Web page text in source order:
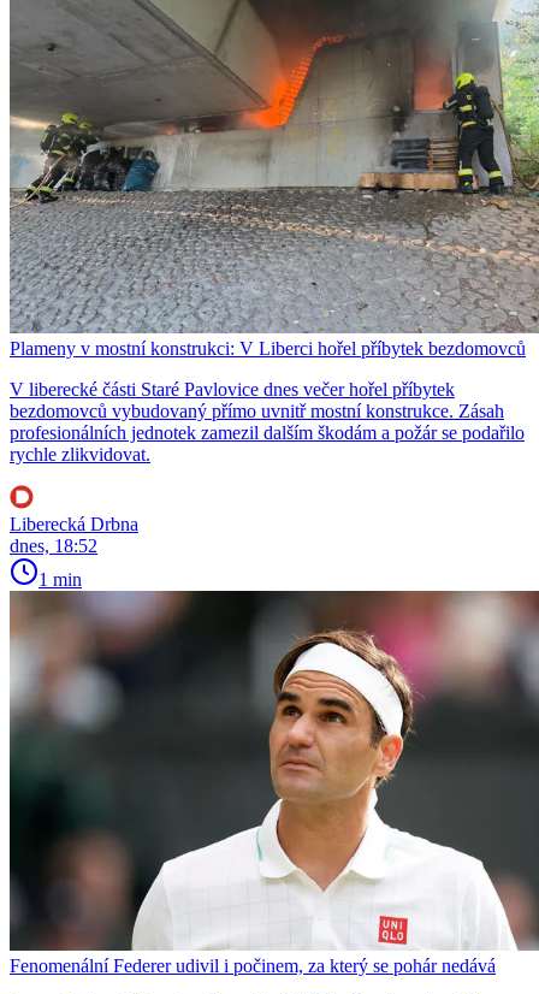
Plameny v mostní konstrukci: V Liberci hořel příbytek bezdomovců
V liberecké části Staré Pavlovice dnes večer hořel příbytek
bezdomovců vybudovaný přímo uvnitř mostní konstrukce. Zásah
profesionálních jednotek zamezil dalším škodám a požár se podařilo
rychle zlikvidovat.
Liberecká Drbna
dnes, 18:52
1 min
Fenomenální Federer udivil i počinem, za který se pohár nedává